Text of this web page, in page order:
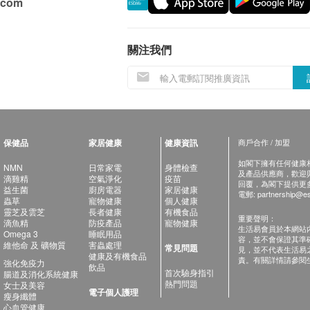
關注我們
保健品
NMN
滴雞精
益生菌
蟲草
靈芝及雲芝
滴魚精
Omega 3
維他命 及 礦物質
強化免疫力
腸道及消化系統健康
女士及美容
瘦身纖體
心血管健康
家居健康
日常家電
空氣淨化
廚房電器
寵物健康
長者健康
防疫產品
睡眠用品
害蟲處理
健康及有機食品
飲品
電子個人護理
健康資訊
身體檢查
疫苗
家居健康
個人健康
有機食品
寵物健康
常見問題
首次驗身指引
熱門問題
商戶合作 / 加盟
如閣下擁有任何健康
及產品供應商，歡迎
回覆，為閣下提供更
電郵:
重要聲明：
生活易會員於本網站
容，並不會保證其準
見，並不代表生活
責。有關詳情請參閱